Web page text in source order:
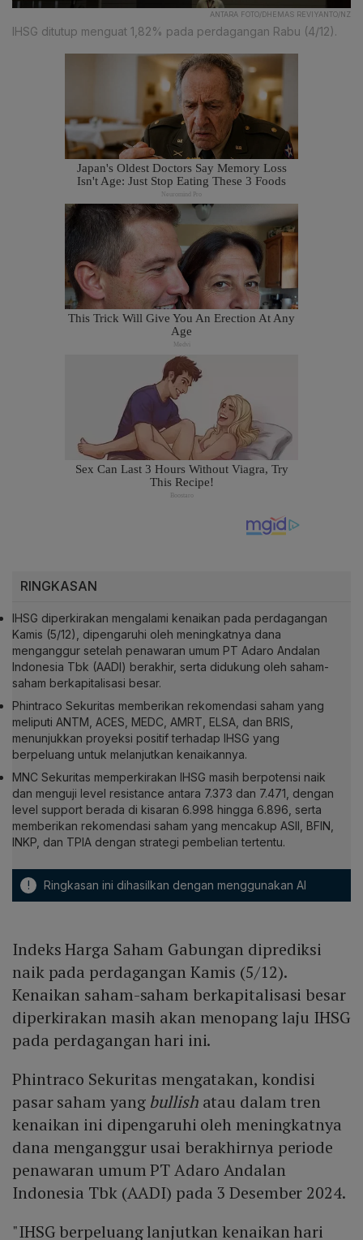
ANTARA FOTO/DHEMAS REVIYANTO/NZ
IHSG ditutup menguat 1,82% pada perdagangan Rabu (4/12).
RINGKASAN
IHSG diperkirakan mengalami kenaikan pada perdagangan
Kamis (5/12), dipengaruhi oleh meningkatnya dana
menganggur setelah penawaran umum PT Adaro Andalan
Indonesia Tbk (AADI) berakhir, serta didukung oleh saham-
saham berkapitalisasi besar.
Phintraco Sekuritas memberikan rekomendasi saham yang
meliputi ANTM, ACES, MEDC, AMRT, ELSA, dan BRIS,
menunjukkan proyeksi positif terhadap IHSG yang
berpeluang untuk melanjutkan kenaikannya.
MNC Sekuritas memperkirakan IHSG masih berpotensi naik
dan menguji level resistance antara 7.373 dan 7.471, dengan
level support berada di kisaran 6.998 hingga 6.896, serta
memberikan rekomendasi saham yang mencakup ASII, BFIN,
INKP, dan TPIA dengan strategi pembelian tertentu.
! Ringkasan ini dihasilkan dengan menggunakan AI
Indeks Harga Saham Gabungan diprediksi
naik pada perdagangan Kamis (5/12).
Kenaikan saham-saham berkapitalisasi besar
diperkirakan masih akan menopang laju IHSG
pada perdagangan hari ini.
Phintraco Sekuritas mengatakan, kondisi
pasar saham yang bullishatau dalam tren
kenaikan ini dipengaruhi oleh meningkatnya
dana menganggur usai berakhirnya periode
penawaran umum PT Adaro Andalan
Indonesia Tbk (AADI) pada 3 Desember 2024.
"IHSG berpeluang lanjutkan kenaikan hari